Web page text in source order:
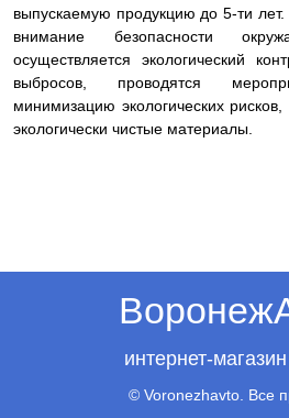
выпускаемую продукцию до 5-ти
внимание безопасности
осуществляется экологический
выбросов, проводятся
минимизацию экологических
экологически чистые материалы.
интернет-
© Voronezhavto. Все